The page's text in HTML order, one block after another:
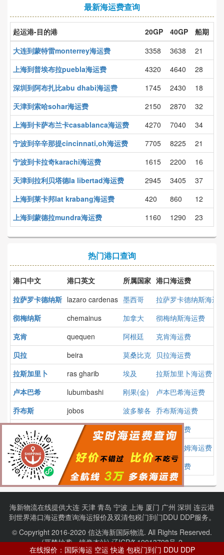
最新海运费查询
起运港-目的港 20GP 40GP
船期
大连到蒙特雷monterrey海运费
3358 3638
21
上海到普埃布拉puebla海运费
4320 4640
28
深圳到阿布扎比abu dhabi海运费
1745 2430
18
天津到索哈sohar海运费
2150 2870
32
上海到卡萨布兰卡casablanca海运费
4270 7040
34
宁波到辛辛那提cincinnati,oh海运费
7705 8225
21
宁波到卡拉奇karachi海运费
1615 2200
16
天津到拉利贝塔德la libertad海运费
2945 3405
37
上海到莱卡邦lat krabang海运费
420 860
12
上海到蒙德拉mundra海运费
1160 1290 23
热门港口查询
港口中文 港口英文 所属国家 港口海运费
拉萨罗卡德纳斯 lazaro cardenas 墨西哥
拉萨罗卡德纳斯海运
彻梅纳斯
chemainus 加拿大
彻梅纳斯海运费
克肯
quequen 阿根廷
克肯海运费
贝拉
beira 莫桑比克 贝拉海运费
拉斯加里卜
ras gharib 埃及
拉斯加里卜海运费
卢本巴希
lubumbashi 刚果(金)
卢本巴希海运费
乔布斯
jobos 波多黎各 乔布斯海运费
杰考
jakhau 印度
杰考海运费
布里克瑟姆
brixham
布里克瑟姆海运费
大山
taesan 韩国 大山海运费
海新物流在线提供大连 天津 青岛 宁波 上海 厦门 广州 深圳 连云港
到世界港口海运费查询海运报价及双清包税门到门DDU DDP服务。
© Copyright 2016-2020 信达海新国际物流. All Rights Reserved.
(严禁抄袭、镜像本站).辽ICP备19013798号-2
在线报价：国际海运 空运 快递 包税门到门 DDU DDP